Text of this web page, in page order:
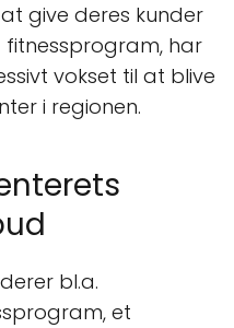
give deres kunder
har
vokset til at blive
i regionen.
bl.a.
et